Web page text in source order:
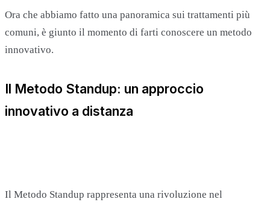
Ora che abbiamo fatto una panoramica sui trattamenti più
comuni, è giunto il momento di farti conoscere un metodo
innovativo.
Il Metodo Standup: un approccio
innovativo a distanza
Il Metodo Standup rappresenta una rivoluzione nel